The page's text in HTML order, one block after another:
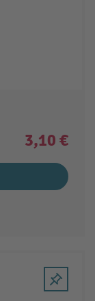
3,10 €